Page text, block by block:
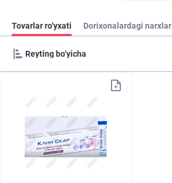
Tovarlar ro‘yxati Dorixonalardagi narxlar